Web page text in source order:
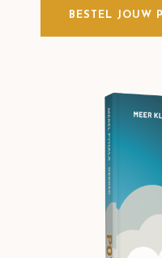
BESTEL JOUW